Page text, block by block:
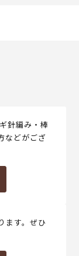
針編み・棒
などがござ
ます。ぜひ